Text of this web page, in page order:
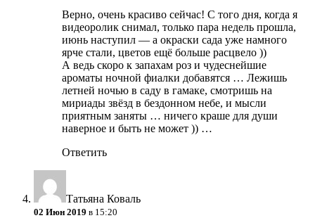
Верно, очень красиво сейчас! С того дня, когда я
видеоролик снимал, только пара недель прошла,
июнь наступил — а окраски сада уже намного
ярче стали, цветов ещё больше расцвело ))
А ведь скоро к запахам роз и чудеснейшие
ароматы ночной фиалки добавятся … Лежишь
летней ночью в саду в гамаке, смотришь на
мириады звёзд в бездонном небе, и мысли
приятным заняты … ничего краше для души
наверное и быть не может )) …
Ответить
Татьяна Коваль
02 Июн 2019 в 15:20